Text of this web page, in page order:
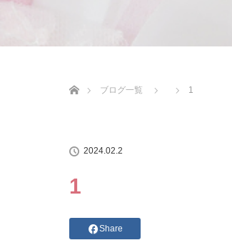
ブログ一覧
1
2024.02.2
1
Share